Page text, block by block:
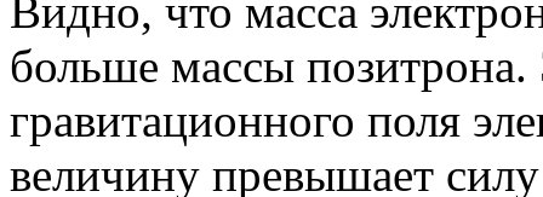
Видно, что масса
больше массы позитрона.
гравитационного поля
величину превышает